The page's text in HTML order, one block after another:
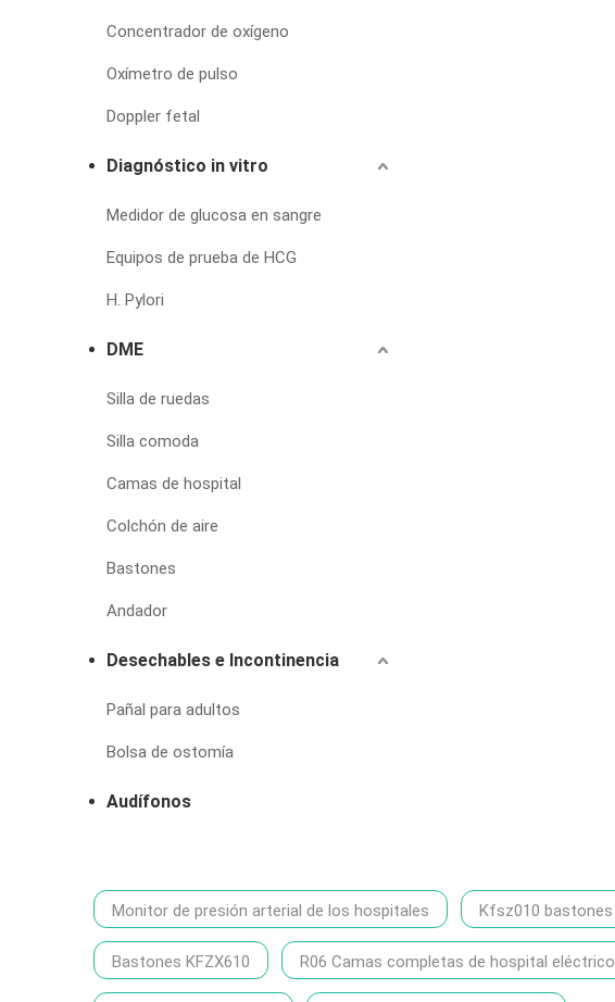
Concentrador de oxígeno
Oxímetro de pulso
Doppler fetal
Diagnóstico in vitro
Medidor de glucosa en sangre
Equipos de prueba de HCG
H. Pylori
DME
Silla de ruedas
Silla comoda
Camas de hospital
Colchón de aire
Bastones
Andador
Desechables e Incontinencia
Pañal para adultos
Bolsa de ostomía
Audífonos
Monitor de presión arterial de los hospitales Kfsz010 bastones
Bastones KFZX610 R06 Camas completas de hospital eléctrico